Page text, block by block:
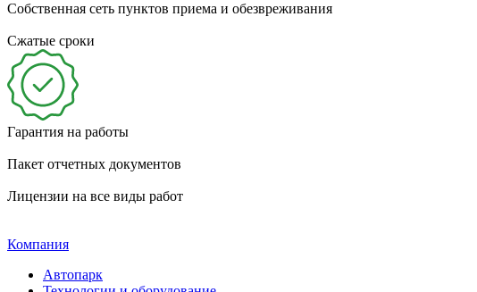
Собственная сеть пунктов приема и обезвреживания
Сжатые сроки
Гарантия на работы
Пакет отчетных документов
Лицензии на все виды работ
Компания
Автопарк